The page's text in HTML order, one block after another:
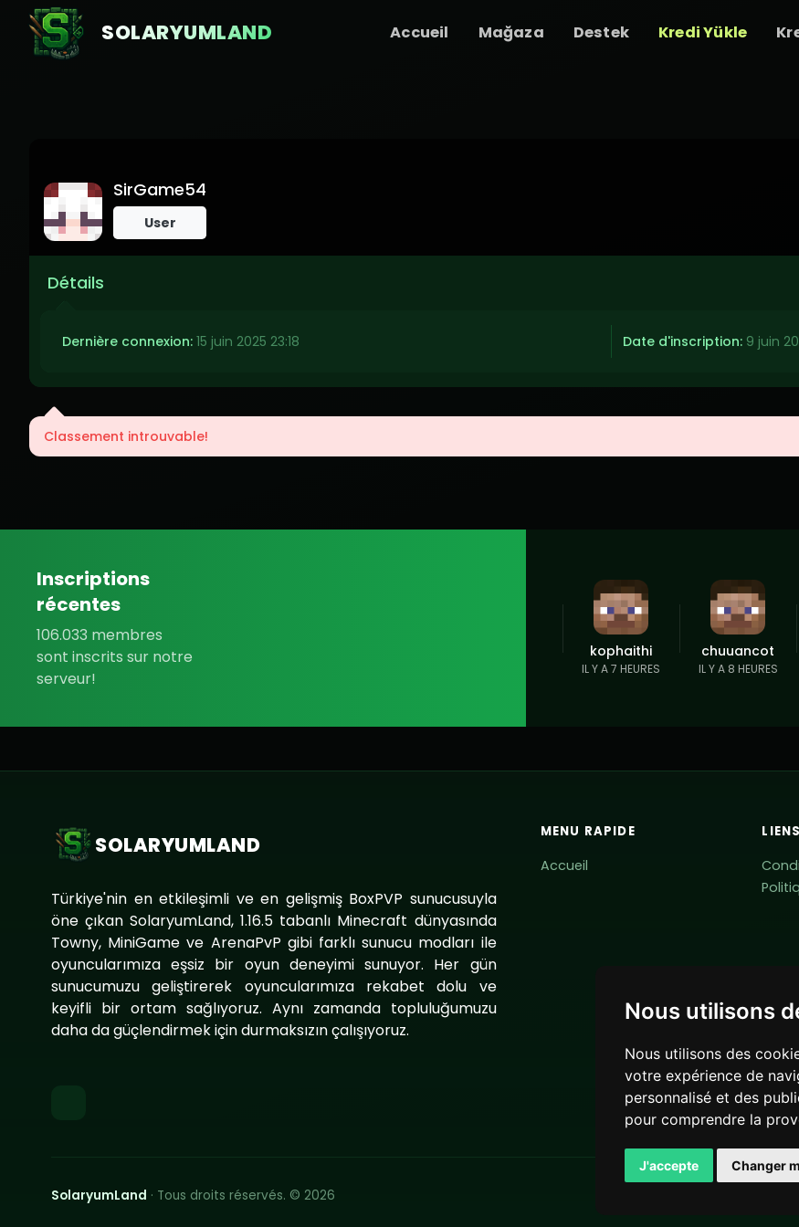
Nous utilisons
Nous utilisons des
votre expérience de
personnalisé et des
pour comprendre la
J'accepte Changer
SOLARYUMLAND Accueil Mağaza Destek Kredi Yükle
SirGame54
User
Détails
Dernière connexion: 15 juin 2025 23:18 Date d'inscription: 9 juin
Classement introuvable!
Inscriptions
récentes
106.033 membres
sont inscrits sur notre
serveur!
kophaithi
IL Y A 7 HEURES
chuuancot
IL Y A 8 HEURES
SOLARYUMLAND
Türkiye'nin en etkileşimli ve en gelişmiş BoxPVP sunucusuyla
öne çıkan SolaryumLand, 1.16.5 tabanlı Minecraft dünyasında
Towny, MiniGame ve ArenaPvP gibi farklı sunucu modları ile
oyuncularımıza eşsiz bir oyun deneyimi sunuyor. Her gün
sunucumuzu geliştirerek oyuncularımıza rekabet dolu ve
keyifli bir ortam sağlıyoruz. Aynı zamanda topluluğumuzu
daha da güçlendirmek için durmaksızın çalışıyoruz.
MENU RAPIDE
Accueil
LIENS
SolaryumLand · Tous droits réservés. © 2026